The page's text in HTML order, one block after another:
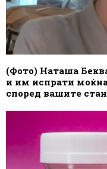
(Фото) Наташа
и им испрати
според вашите